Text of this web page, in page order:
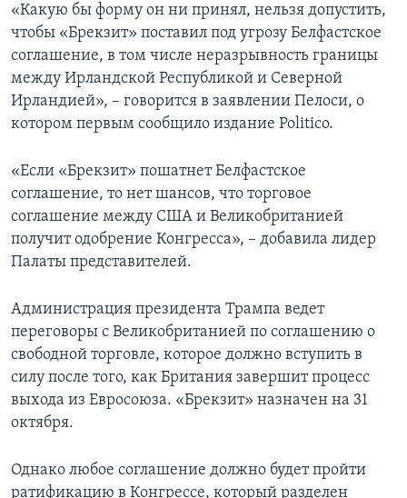
«Какую бы форму он ни принял, нельзя допустить,
чтобы «Брекзит» поставил под угрозу Белфастское
соглашение, в том числе неразрывность границы
между Ирландской Республикой и Северной
Ирландией», – говорится в заявлении Пелоси, о
котором первым сообщило издание Politico.
«Если «Брекзит» пошатнет Белфастское
соглашение, то нет шансов, что торговое
соглашение между США и Великобританией
получит одобрение Конгресса», – добавила лидер
Палаты представителей.
Администрация президента Трампа ведет
переговоры с Великобританией по соглашению о
свободной торговле, которое должно вступить в
силу после того, как Британия завершит процесс
выхода из Евросоюза. «Брекзит» назначен на 31
октября.
Однако любое соглашение должно будет пройти
ратификацию в Конгрессе, который разделен